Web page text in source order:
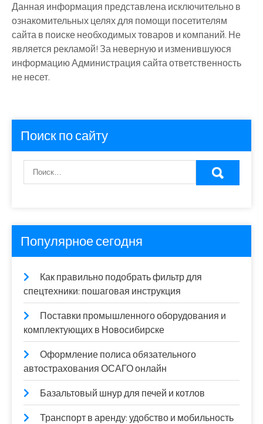
Данная информация представлена исключительно в
ознакомительных целях для помощи посетителям
сайта в поиске необходимых товаров и компаний. Не
является рекламой! За неверную и изменившуюся
информацию Администрация сайта ответственность
не несет.
Поиск по сайту
Популярное сегодня
Как правильно подобрать фильтр для
спецтехники: пошаговая инструкция
Поставки промышленного оборудования и
комплектующих в Новосибирске
Оформление полиса обязательного
автострахования ОСАГО онлайн
Базальтовый шнур для печей и котлов
Транспорт в аренду: удобство и мобильность